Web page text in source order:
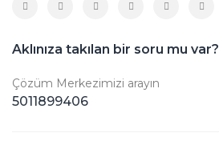
Aklınıza takılan bir soru mu var?
Çözüm Merkezimizi arayın
5011899406